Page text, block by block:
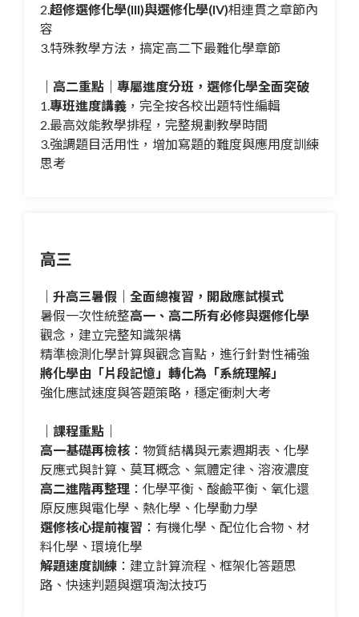
2. 超修選修化學(III)與選修化學(IV)相連貫之章節內
容
3.特殊教學方法，搞定高二下最難化學章節
｜高二重點｜專屬進度分班，選修化學全面突破
1. 專班進度講義 ，完全按各校出題特性編輯
2.最高效能教學排程，完整規劃教學時間
3.強調題目活用性，增加寫題的難度與應用度訓練
思考
高三
｜升高三暑假｜全面總複習，開啟應試模式
暑假一次性統整高一、高二所有必修與選修化學
觀念，建立完整知識架構
精準檢測化學計算與觀念盲點，進行針對性補強
將化學由「片段記憶」轉化為「系統理解」
強化應試速度與答題策略，穩定衝刺大考
｜課程重點｜
高一基礎再檢核 ：物質結構與元素週期表、化學
反應式與計算、莫耳概念、氣體定律、溶液濃度
高二進階再整理 ：化學平衡、酸鹼平衡、氧化還
原反應與電化學、熱化學、化學動力學
選修核心提前複習 ：有機化學、配位化合物、材
料化學、環境化學
解題速度訓練 ：建立計算流程、框架化答題思
路、快速判題與選項淘汰技巧